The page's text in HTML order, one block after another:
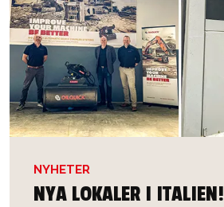
NYHETER
NYA LOKALER I ITALIEN!